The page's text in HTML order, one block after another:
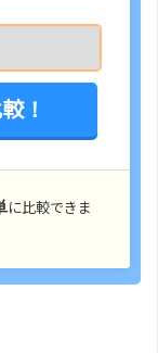
！
に比較できま